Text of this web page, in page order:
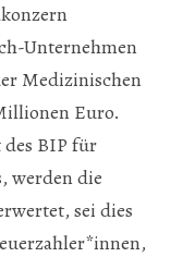
Unternehmen
Medizinischen
Euro.
BIP für
werden die
sei dies